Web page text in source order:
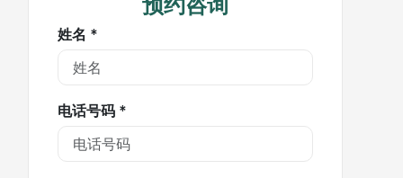
姓名 *
电话号码 *